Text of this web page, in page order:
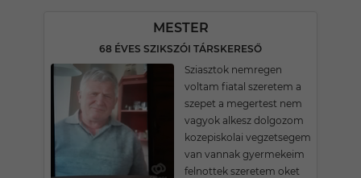
MESTER
68 ÉVES SZIKSZÓI TÁRSKERESŐ
Sziasztok nemregen
voltam fiatal szeretem a
szepet a megertest nem
vagyok alkesz dolgozom
kozepiskolai vegzetsegem
van vannak gyermekeim
felnottek szeretem oket